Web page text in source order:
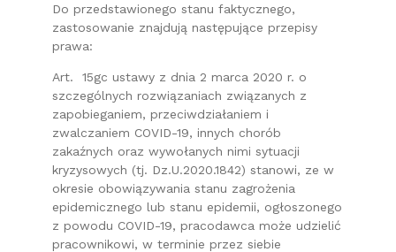
Do przedstawionego stanu faktycznego,
zastosowanie znajdują następujące przepisy
prawa:
Art. 15gc ustawy z dnia 2 marca 2020 r. o
szczególnych rozwiązaniach związanych z
zapobieganiem, przeciwdziałaniem i
zwalczaniem COVID-19, innych chorób
zakaźnych oraz wywołanych nimi sytuacji
kryzysowych (tj. Dz.U.2020.1842) stanowi, ze w
okresie obowiązywania stanu zagrożenia
epidemicznego lub stanu epidemii, ogłoszonego
z powodu COVID-19, pracodawca może udzielić
pracownikowi, w terminie przez siebie